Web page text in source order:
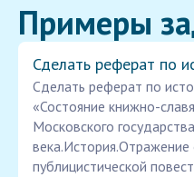
Примеры
Сделать реферат по
Сделать реферат по
«Состояние книжно-
Московского
публицистической